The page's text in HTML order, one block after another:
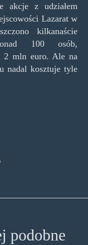
akcje z udziałem
Lazarat w
kilkanaście
100 osób,
2 mln euro. Ale na
nadal kosztuje tyle
podobne